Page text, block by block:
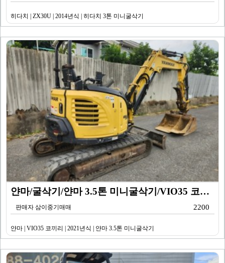
히다치 | ZX30U | 2014년식 | 히다치 3톤 미니굴삭기
얀마/굴삭기/얀마 3.5톤 미니굴삭기/VIO35 코끼리…
판매자 삼이중기매매 2200
얀마 | VIO35 코끼리 | 2021년식 | 얀마 3.5톤 미니굴삭기